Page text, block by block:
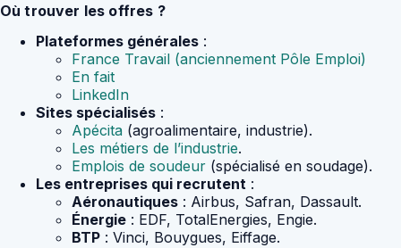
Où trouver les offres ?
Plateformes générales :
France Travail (anciennement Pôle Emploi)
En fait
LinkedIn
Sites spécialisés :
Apécita (agroalimentaire, industrie).
Les métiers de l’industrie.
Emplois de soudeur (spécialisé en soudage).
Les entreprises qui recrutent :
Aéronautiques : Airbus, Safran, Dassault.
Énergie : EDF, TotalEnergies, Engie.
BTP : Vinci, Bouygues, Eiffage.